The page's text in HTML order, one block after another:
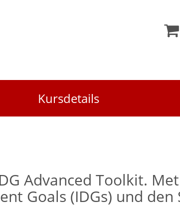
Kursdetails
Advanced Toolkit.
Goals (IDGs) und den